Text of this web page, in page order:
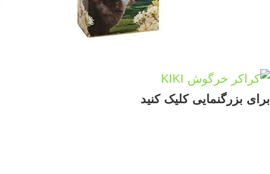
برای بزرگنمایی کلیک کنید